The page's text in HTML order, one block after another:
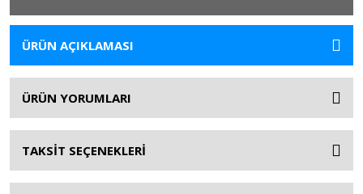
ÜRÜN AÇIKLAMASI
ÜRÜN YORUMLARI
TAKSİT SEÇENEKLERİ